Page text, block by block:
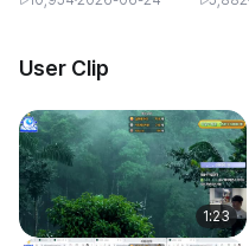
User Clip
1:23